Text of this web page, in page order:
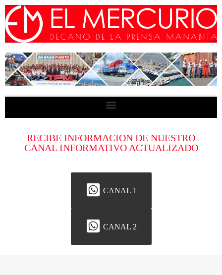
RECIBE INFORMACION DE NUESTRO
CANAL INFORMATIVO ACTUALIZADO
CANAL 1
CANAL 2